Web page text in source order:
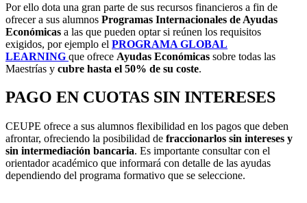
Por ello dota una gran parte de sus recursos financieros a fin de
ofrecer a sus alumnos Programas Internacionales de Ayudas
Económicas a las que pueden optar si reúnen los requisitos
exigidos, por ejemplo el PROGRAMA GLOBAL
LEARNING que ofrece Ayudas Económicas sobre todas las
Maestrías y cubre hasta el 50% de su coste.
PAGO EN CUOTAS SIN INTERESES
CEUPE ofrece a sus alumnos flexibilidad en los pagos que deben
afrontar, ofreciendo la posibilidad de fraccionarlos sin intereses y
sin intermediación bancaria. Es importante consultar con el
orientador académico que informará con detalle de las ayudas
dependiendo del programa formativo que se seleccione.